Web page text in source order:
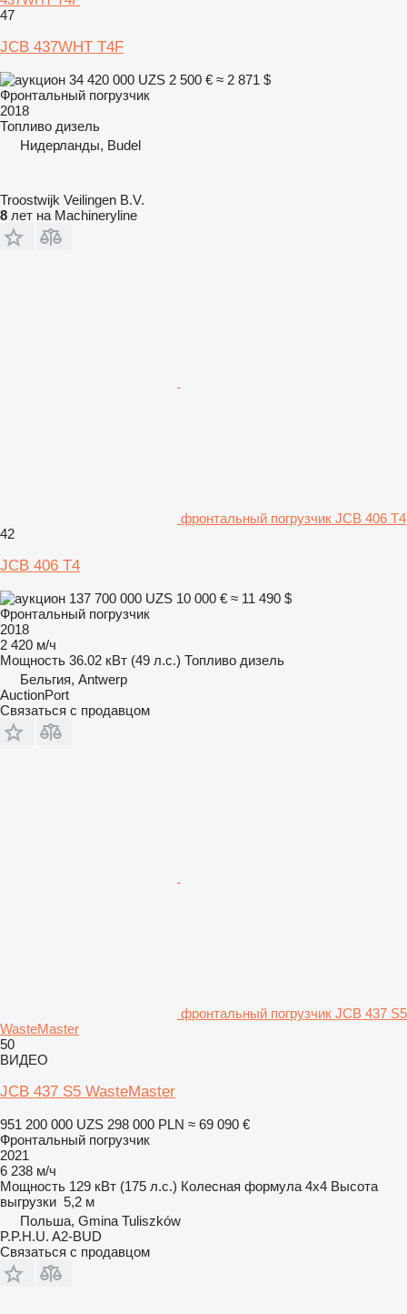
47
JCB 437WHT T4F
34 420 000 UZS 2 500 € ≈ 2 871 $
Фронтальный погрузчик
2018
Топливо дизель
Нидерланды, Budel
Troostwijk Veilingen B.V.
8 лет на Machineryline
фронтальный погрузчик JCB 406 T4
42
JCB 406 T4
137 700 000 UZS 10 000 € ≈ 11 490 $
Фронтальный погрузчик
2018
2 420 м/ч
Мощность 36.02 кВт (49 л.с.) Топливо дизель
Бельгия, Antwerp
AuctionPort
Связаться с продавцом
фронтальный погрузчик JCB 437 S5
WasteMaster
50
ВИДЕО
JCB 437 S5 WasteMaster
951 200 000 UZS 298 000 PLN ≈ 69 090 €
Фронтальный погрузчик
2021
6 238 м/ч
Мощность 129 кВт (175 л.с.) Колесная формула 4x4 Высота
выгрузки 5,2 м
Польша, Gmina Tuliszków
P.P.H.U. A2-BUD
Связаться с продавцом